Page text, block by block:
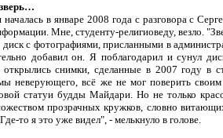
началась в январе 2008 года с разговора с
Мне, студенту-религиоведу, везло.
диск с фотографиями, присланными в
добавил он. Я поблагодарил и сунул
открылись снимки, сделанные в 2007 году в
неверующего, всё же не мог поверить своим
статуи будды Майдари. Но не только
прозрачных кружков, словно
то я это уже видел", - мелькнуло в голове.